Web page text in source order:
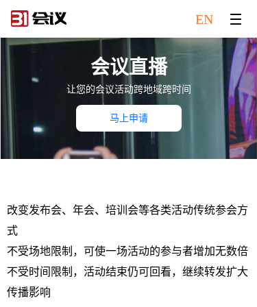
EN
会议直播
让您的会议活动跨地域跨时间
马上申请
改变发布会、年会、培训会等各类活动传统参会方
式
不受场地限制，可使一场活动的参与者增加无数倍
不受时间限制，活动结束仍可回看，继续转发扩大
传播影响